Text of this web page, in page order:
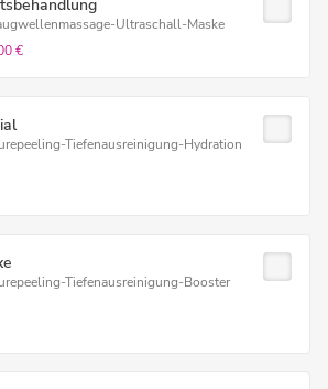
Ultraschall-Maske
€
Tiefenausreinigung-Hydration
Tiefenausreinigung-Booster